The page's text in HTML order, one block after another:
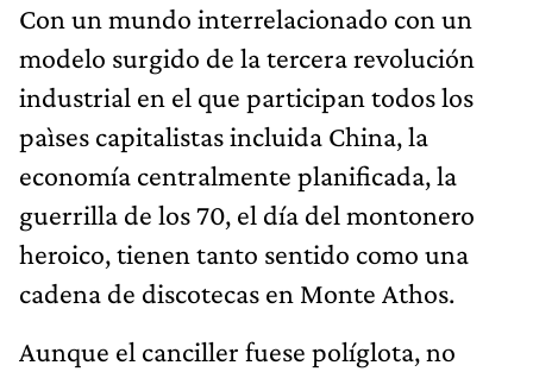
Con un mundo interrelacionado con un
modelo surgido de la tercera revolución
industrial en el que participan todos los
paìses capitalistas incluida China, la
economía centralmente planificada, la
guerrilla de los 70, el día del montonero
heroico, tienen tanto sentido como una
cadena de discotecas en Monte Athos.
Aunque el canciller fuese políglota, no